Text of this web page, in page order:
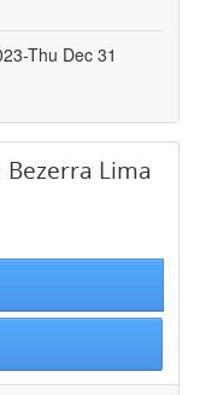
Thu Dec 31
Lima